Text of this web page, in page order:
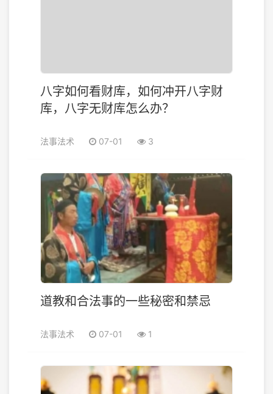
八字如何看财库，如何冲开八字财
库，八字无财库怎么办？
法事法术 07-01 3
道教和合法事的一些秘密和禁忌
法事法术 07-01 1